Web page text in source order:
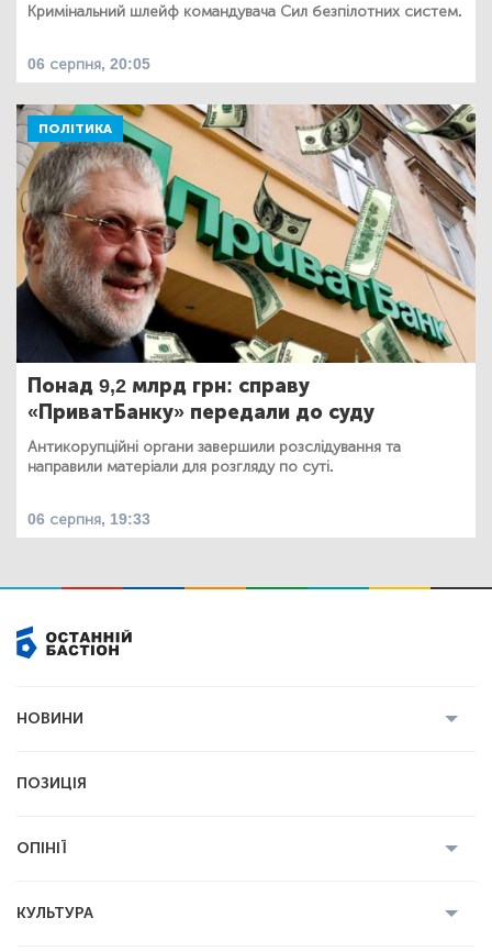
Кримінальний шлейф командувача Сил безпілотних систем.
06 серпня, 20:05
ПОЛІТИКА
Понад 9,2 млрд грн: справу
«ПриватБанку» передали до суду
Антикорупційні органи завершили розслідування та
направили матеріали для розгляду по суті.
06 серпня, 19:33
НОВИНИ
Економіка
ПОЗИЦІЯ
ОПІНІЇ
КУЛЬТУРА